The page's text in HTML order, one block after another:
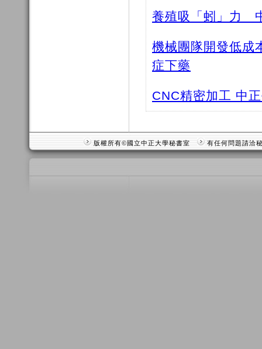
養殖吸「蚓」力
機械團隊開發低
症下藥
CNC精密加工 中
版權所有©國立中正大學秘書室 有任何問題請洽